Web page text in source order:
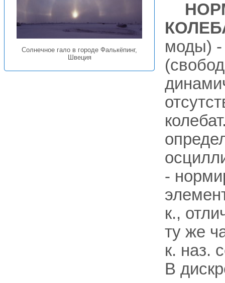
Солнечное гало в городе Фалькёпинг,
Швеция
моды) -
-
к.,
ту же
к. наз.
В